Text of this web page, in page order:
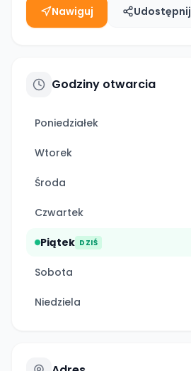
Nawiguj Udostępnij
Godziny otwarcia
Poniedziałek
Wtorek
Środa
Czwartek
Piątek DZIŚ
Sobota
Niedziela